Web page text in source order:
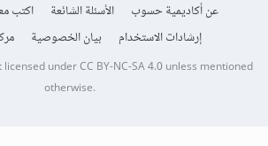
عن أكاديمية حسوب الأسئلة الشائعة اكتب
إرشادات الاستخدام
بيان الخصوصية
licensed underCC BY-NC-SA 4.0unless mentioned
otherwise.